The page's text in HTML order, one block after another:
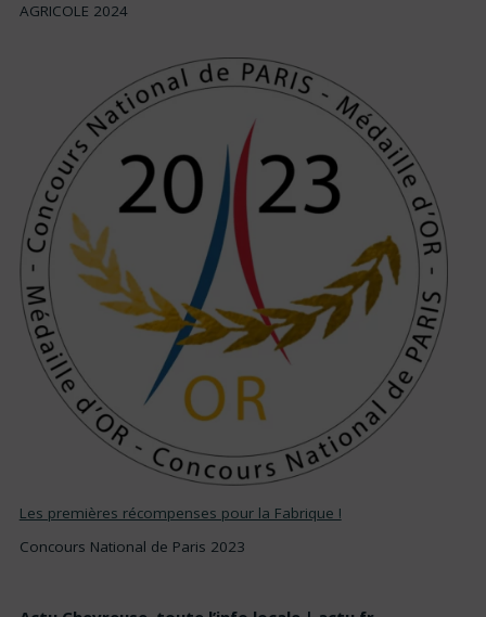
AGRICOLE 2024
Les premières récompenses pour la Fabrique !
Concours National de Paris 2023